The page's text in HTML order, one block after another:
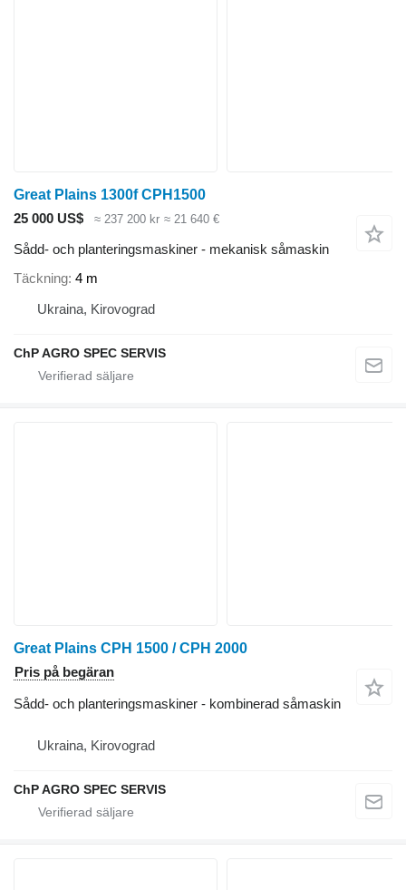
Great Plains 1300f CPH1500
25 000 US$
≈ 237 200 kr ≈ 21 640 €
Sådd- och planteringsmaskiner - mekanisk såmaskin
Täckning 4 m
Ukraina, Kirovograd
ChP AGRO SPEC SERVIS
Great Plains CPH 1500 / CPH 2000
Pris på begäran
Sådd- och planteringsmaskiner - kombinerad såmaskin
Ukraina, Kirovograd
ChP AGRO SPEC SERVIS